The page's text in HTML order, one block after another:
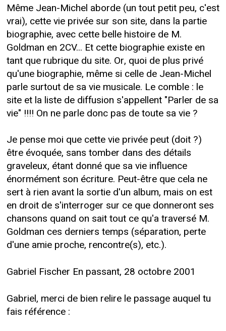
Même Jean-Michel aborde (un tout petit peu, c'est
vrai), cette vie privée sur son site, dans la partie
biographie, avec cette belle histoire de M.
Goldman en 2CV... Et cette biographie existe en
tant que rubrique du site. Or, quoi de plus privé
qu'une biographie, même si celle de Jean-Michel
parle surtout de sa vie musicale. Le comble : le
site et la liste de diffusion s'appellent "Parler de sa
vie" !!!! On ne parle donc pas de toute sa vie ?
Je pense moi que cette vie privée peut (doit ?)
être évoquée, sans tomber dans des détails
graveleux, étant donné que sa vie influence
énormément son écriture. Peut-être que cela ne
sert à rien avant la sortie d'un album, mais on est
en droit de s'interroger sur ce que donneront ses
chansons quand on sait tout ce qu'a traversé M.
Goldman ces derniers temps (séparation, perte
d'une amie proche, rencontre(s), etc.).
Gabriel Fischer En passant, 28 octobre 2001
Gabriel, merci de bien relire le passage auquel tu
fais référence :